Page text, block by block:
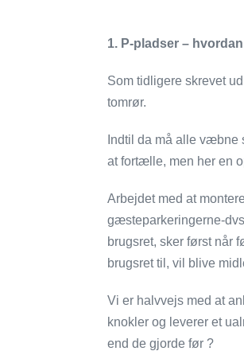
1. P-pladser –
Som tidligere skrevet
tomrør.
Indtil da må alle væbne
at fortælle, men her en
Arbejdet med at
gæsteparkeringerne-
brugsret, sker først når
brugsret til, vil blive
Vi er halvvejs med at
knokler og leverer et
end de gjorde før ?